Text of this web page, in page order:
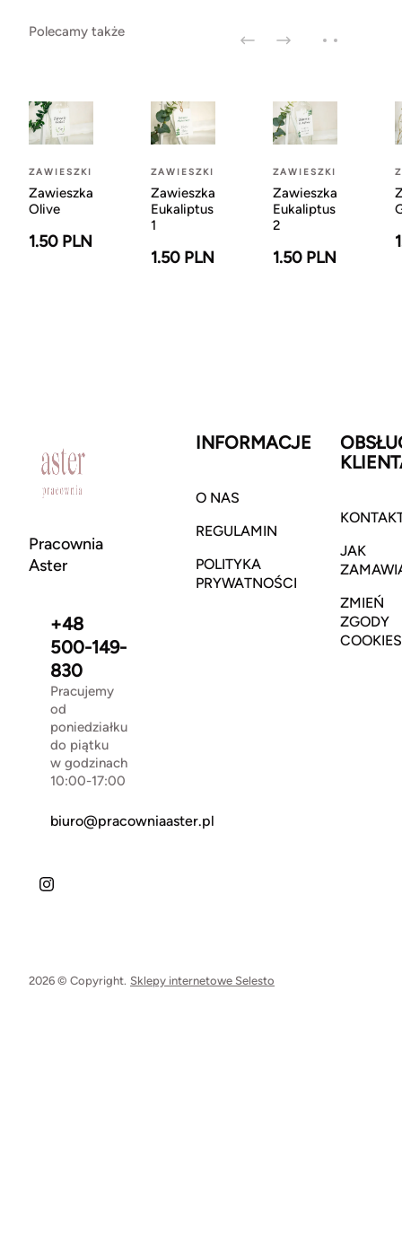
Polecamy także
ZAWIESZKI
Zawieszka
Olive
1.50 PLN
ZAWIESZKI
Zawieszka
Eukaliptus
1
1.50 PLN
ZAWIESZKI
Zawieszka
Eukaliptus
2
1.50 PLN
Pracownia
Aster
+48
500-149-
830
Pracujemy
od
poniedziałku
do piątku
w godzinach
10:00-17:00
biuro@pracowniaaster.pl
INFORMACJE
O NAS
REGULAMIN
POLITYKA
PRYWATNOŚCI
JAK
ZMIEŃ
ZGODY
COOKIES
2026 © Copyright. Sklepy internetowe Selesto